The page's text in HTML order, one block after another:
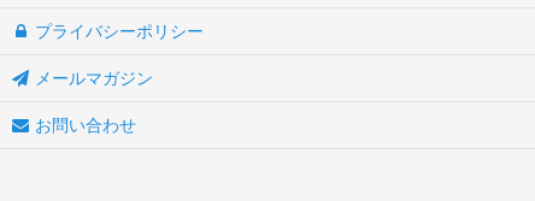
プライバシーポリシー
メールマガジン
お問い合わせ